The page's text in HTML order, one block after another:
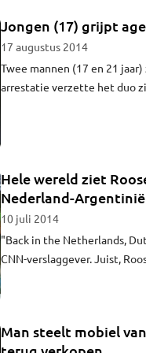
Jongen (17) grijpt
17 augustus 2014
Twee mannen (17 en 21
arrestatie verzette het duo
Hele wereld ziet
Nederland-Argentinië
10 juli 2014
"Back in the Netherlands,
CNN-verslaggever. Juist,
Man steelt mobiel